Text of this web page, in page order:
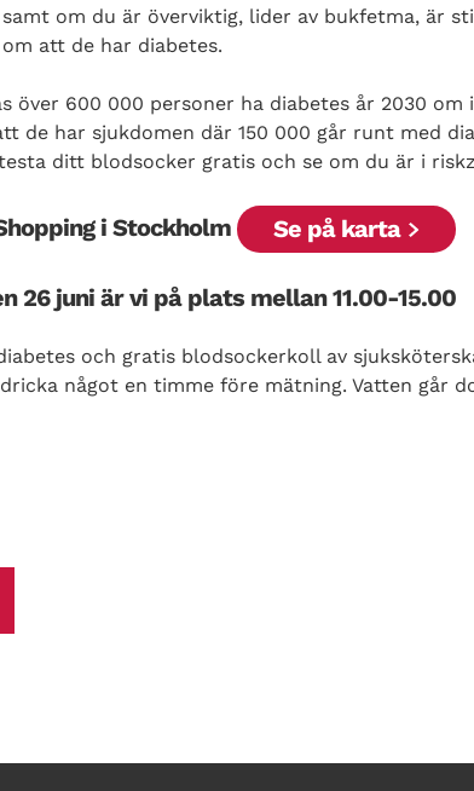
om du är överviktig, lider av bukfetma, är
att de har diabetes.
över 600 000 personer ha diabetes år 2030
de har sjukdomen där 150 000 går runt med
ditt blodsocker gratis och se om du är i
i Stockholm Se på karta
26 juni är vi på plats mellan 11.00-15.00
och gratis blodsockerkoll av
något en timme före mätning. Vatten går